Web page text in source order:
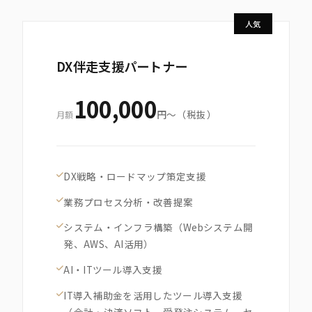
人気
DX伴走支援パートナー
月額 100,000円〜（税抜）
DX戦略・ロードマップ策定支援
業務プロセス分析・改善提案
システム・インフラ構築（Webシステム開
発、AWS、AI活用）
AI・ITツール導入支援
IT導入補助金を活用したツール導入支援